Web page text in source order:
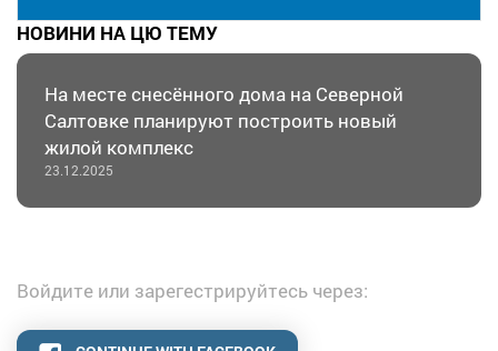
НОВИНИ НА ЦЮ ТЕМУ
На месте снесённого дома на Северной
Салтовке планируют построить новый
жилой комплекс
23.12.2025
Войдите или зарегестрируйтесь через: